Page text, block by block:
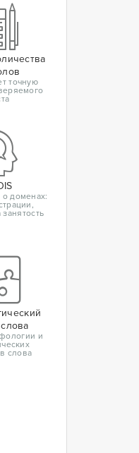
точную
доменах:
и
слова